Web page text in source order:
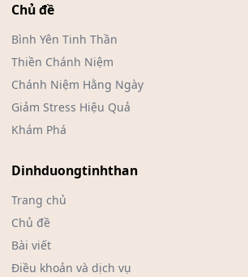
Chủ đề
Bình Yên Tinh Thần
Thiền Chánh Niệm
Chánh Niệm Hằng Ngày
Giảm Stress Hiệu Quả
Khám Phá
Dinhduongtinhthan
Trang chủ
Chủ đề
Bài viết
Điều khoản và dịch vụ